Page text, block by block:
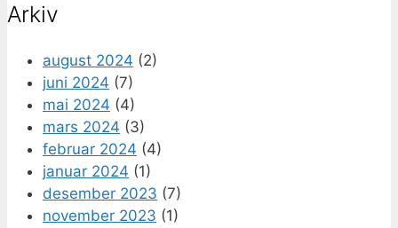
Arkiv
august 2024 (2)
juni 2024 (7)
mai 2024 (4)
mars 2024 (3)
februar 2024 (4)
januar 2024 (1)
desember 2023 (7)
november 2023 (1)